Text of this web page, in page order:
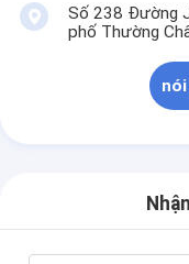
Số 238 Đường
phố Thường